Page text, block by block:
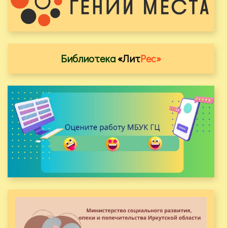
Библиотека«ЛитРес»